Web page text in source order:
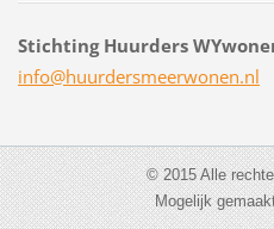
Stichting Huurders
info@huurdersmeerwonen.nl
© 2015 Alle
Mogelijk